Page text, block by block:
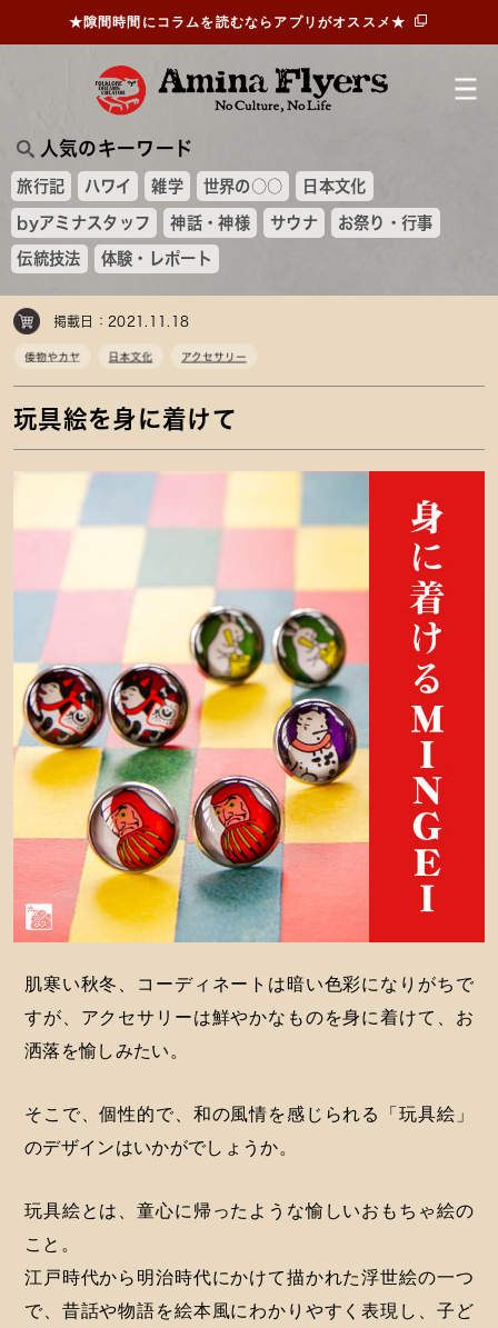
人気のキーワード
旅行記 ハワイ 雑学 世界の○○ 日本文化
byアミナスタッフ 神話・神様 サウナ お祭り・行事
伝統技法 体験・レポート
★隙間時間にコラムを読むならアプリがオススメ★
掲載日：2021.11.18
倭物やカヤ 日本文化 アクセサリー
玩具絵を身に着けて
肌寒い秋冬、コーディネートは暗い色彩になりがちで
すが、アクセサリーは鮮やかなものを身に着けて、お
洒落を愉しみたい。
そこで、個性的で、和の風情を感じられる「玩具絵」
のデザインはいかがでしょうか。
玩具絵とは、童心に帰ったような愉しいおもちゃ絵の
こと。
江戸時代から明治時代にかけて描かれた浮世絵の一つ
で、昔話や物語を絵本風にわかりやすく表現し、子ど